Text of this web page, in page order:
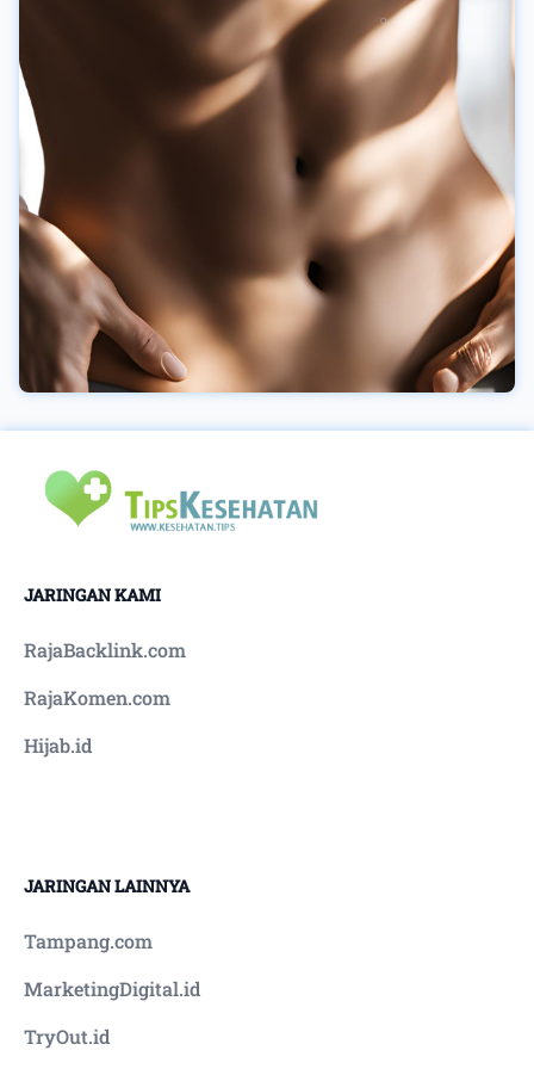
JARINGAN KAMI
RajaBacklink.com
RajaKomen.com
Hijab.id
JARINGAN LAINNYA
Tampang.com
MarketingDigital.id
TryOut.id